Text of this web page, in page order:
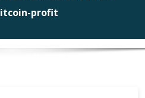
profit